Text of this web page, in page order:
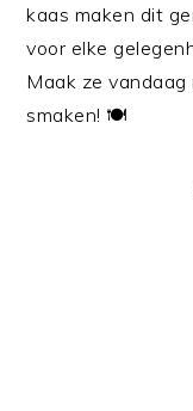
kaas maken dit
voor elke
Maak ze
smaken! 🍽️